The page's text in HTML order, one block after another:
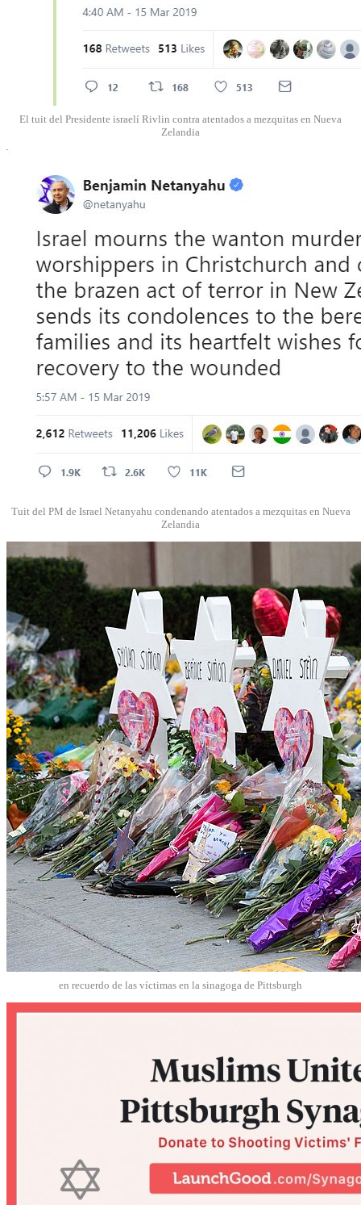
El tuit del Presidente israelí Rivlin contra atentados a mezquitas en Nueva
Zelandia
Tuit del PM de Israel Netanyahu condenando atentados a mezquitas en Nueva
Zelandia
en recuerdo de las víctimas en la sinagoga de Pittsburgh